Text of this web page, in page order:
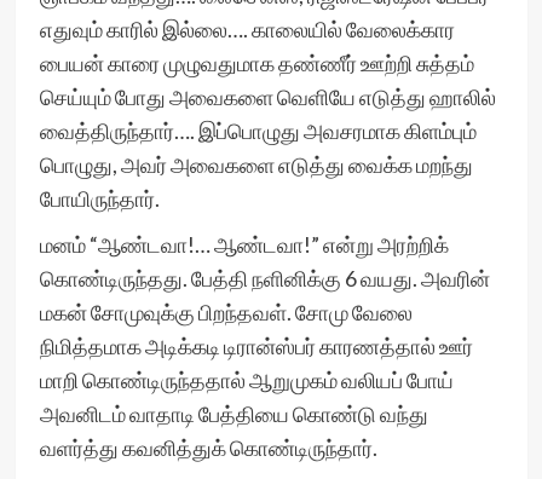
எதுவும் காரில் இல்லை…. காலையில் வேலைக்கார
பையன் காரை முழுவதுமாக தண்ணீர் ஊற்றி சுத்தம்
செய்யும் போது அவைகளை வெளியே எடுத்து ஹாலில்
வைத்திருந்தார்…. இப்பொழுது அவசரமாக கிளம்பும்
பொழுது, அவர் அவைகளை எடுத்து வைக்க மறந்து
போயிருந்தார்.
மனம் “ஆண்டவா!… ஆண்டவா!” என்று அரற்றிக்
கொண்டிருந்தது. பேத்தி நளினிக்கு 6 வயது. அவரின்
மகன் சோமுவுக்கு பிறந்தவள். சோமு வேலை
நிமித்தமாக அடிக்கடி டிரான்ஸ்பர் காரணத்தால் ஊர்
மாறி கொண்டிருந்ததால் ஆறுமுகம் வலியப் போய்
அவனிடம் வாதாடி பேத்தியை கொண்டு வந்து
வளர்த்து கவனித்துக் கொண்டிருந்தார்.